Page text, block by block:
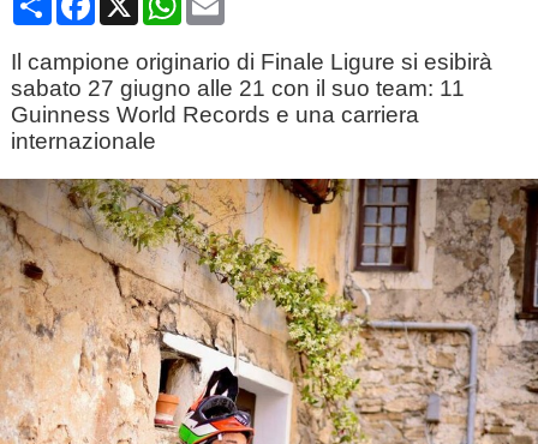
Il campione originario di Finale Ligure si esibirà
sabato 27 giugno alle 21 con il suo team: 11
Guinness World Records e una carriera
internazionale